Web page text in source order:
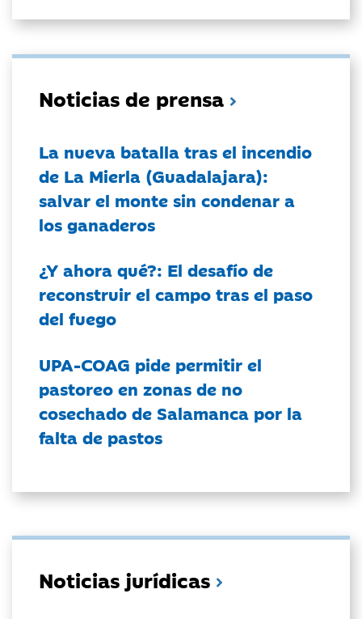
Noticias de prensa
La nueva batalla tras el incendio
de La Mierla (Guadalajara):
salvar el monte sin condenar a
los ganaderos
¿Y ahora qué?: El desafío de
reconstruir el campo tras el paso
del fuego
UPA-COAG pide permitir el
pastoreo en zonas de no
cosechado de Salamanca por la
falta de pastos
Noticias jurídicas